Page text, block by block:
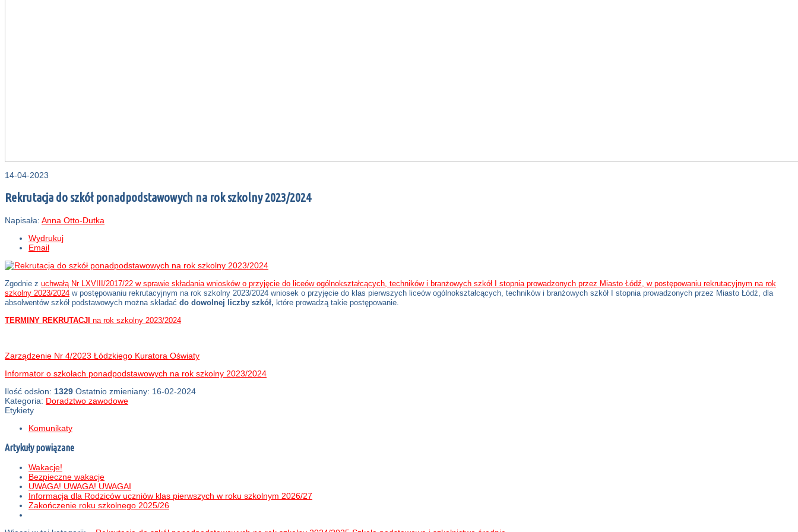
14-04-2023
Rekrutacja do szkół ponadpodstawowych na rok szkolny 2023/2024
Napisała: Anna Otto-Dutka
Wydrukuj
Email
Zgodnie z uchwałą Nr LXVIII/2017/22 w sprawie składania wniosków o przyjęcie do liceów ogólnokształcących, techników i branżowych szkół I stopnia prowadzonych przez Miasto Łódź, w postępowaniu rekrutacyjnym na rok
szkolny 2023/2024 w postępowaniu rekrutacyjnym na rok szkolny 2023/2024 wniosek o przyjęcie do klas pierwszych liceów ogólnokształcących, techników i branżowych szkół I stopnia prowadzonych przez Miasto Łódź, dla
absolwentów szkół podstawowych można składać do dowolnej liczby szkół, które prowadzą takie postępowanie.
TERMINY REKRUTACJI na rok szkolny 2023/2024
Zarządzenie Nr 4/2023 Łódzkiego Kuratora Oświaty
Informator o szkołach ponadpodstawowych na rok szkolny 2023/2024
Ilość odsłon: 1329 Ostatnio zmieniany: 16-02-2024
Kategoria: Doradztwo zawodowe
Etykiety
Komunikaty
Artykuły powiązane
Wakacje!
Bezpieczne wakacje
UWAGA! UWAGA! UWAGAI
Informacja dla Rodziców uczniów klas pierwszych w roku szkolnym 2026/27
Zakończenie roku szkolnego 2025/26